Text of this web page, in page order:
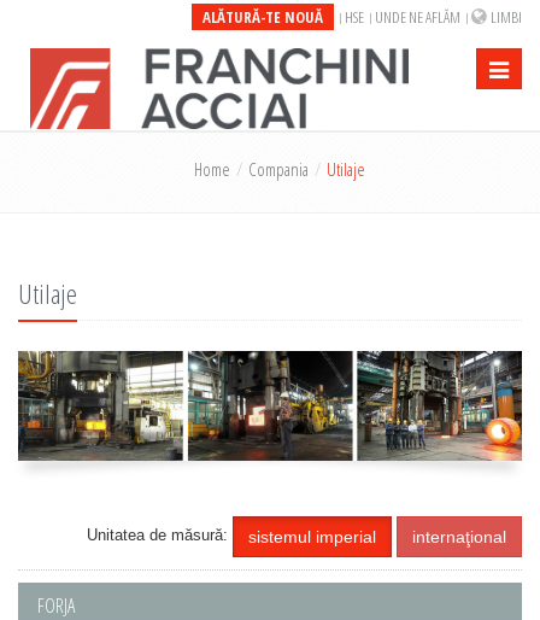
ALĂTURĂ-TE NOUĂ HSE UNDE NE AFLĂM LIMBI
Toggle
Home Compania Utilaje
Utilaje
Unitatea de măsură: sistemul imperial internaţional
FORJA